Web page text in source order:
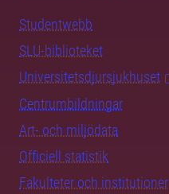
Studentwebb
SLU-biblioteket
Universitetsdjursjukhuset
Centrumbildningar
Art- och miljödata
Officiell statistik
Fakulteter och institutioner